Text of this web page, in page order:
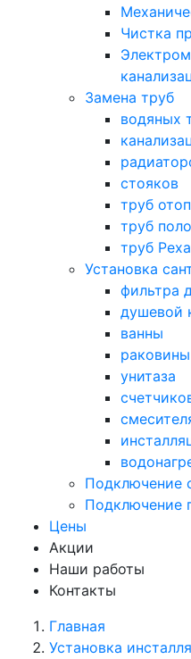
Чистка
Замена труб
водяных
стояков
труб
труб
труб
Установка
фильтра
душевой
ванны
раковины
унитаза
Подключение
Подключение
Цены
Акции
Наши работы
Контакты
Главная
Установка